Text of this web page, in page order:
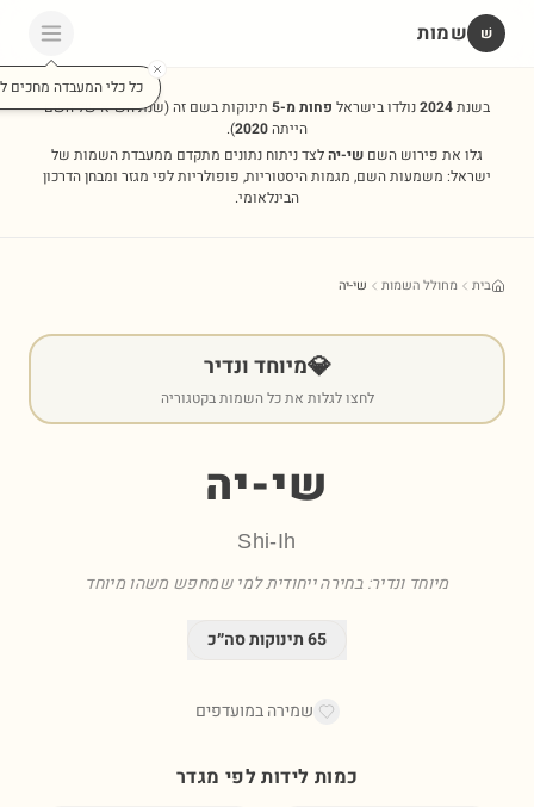
שׁ שמות
כל כלי המעבדה מחכים
בשנת2024נולדו בישראל פחות מ-5 תינוקות בשם זה(שנת השיא של השם
הייתה2020
).
גלו את פירוש השם שי-יהלצד ניתוח נתונים מתקדם ממעבדת השמות של
ישראל: משמעות השם, מגמות היסטוריות, פופולריות לפי מגזר ומבחן הדרכון
הבינלאומי.
בית מחולל השמות שי-יה
💎מיוחד ונדיר
לחצו לגלות את כל השמות בקטגוריה
שי-יה
Shi-Ih
מיוחד ונדיר: בחירה ייחודית למי שמחפש משהו מיוחד
65תינוקות סה״כ
שמירה במועדפים
כמות לידות לפי מגדר